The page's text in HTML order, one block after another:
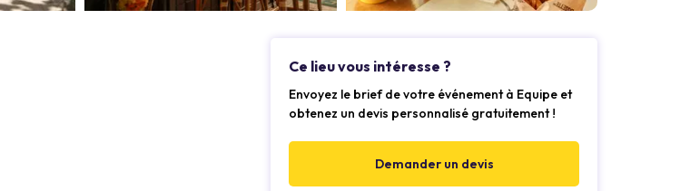
Ce lieu vous intéresse ?
Envoyez le brief de votre événement à Equipe et
obtenez un devis personnalisé gratuitement !
Demander un devis